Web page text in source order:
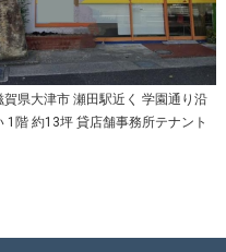
賀県大津市 瀬田駅近く 学園通り沿
1階 約13坪 貸店舗事務所テナント